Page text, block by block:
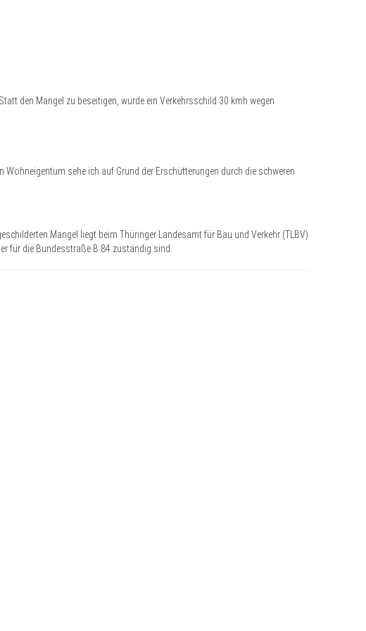
den Mangel zu beseitigen, wurde ein Verkehrsschild 30 kmh wegen
sehe ich auf Grund der Erschütterungen durch die schweren
Mangel liegt beim Thüringer Landesamt für Bau und Verkehr (TLBV)
für die Bundesstraße B 84 zuständig sind.